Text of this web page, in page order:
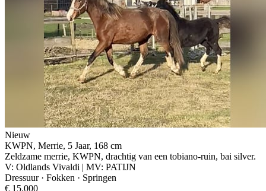
Nieuw
KWPN, Merrie, 5 Jaar, 168 cm
Zeldzame merrie, KWPN, drachtig van een tobiano-ruin, bai silver.
V: Oldlands Vivaldi | MV: PATIJN
Dressuur · Fokken · Springen
€ 15.000